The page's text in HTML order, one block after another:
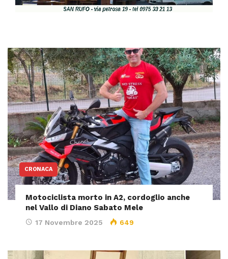
CRONACA
Motociclista morto in A2, cordoglio anche
nel Vallo di Diano Sabato Mele
17 Novembre 2025 649